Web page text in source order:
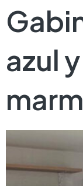
azul